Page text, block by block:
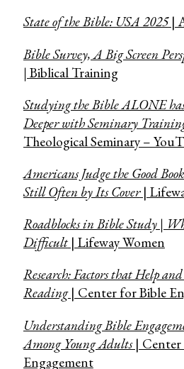
State of the Bible: USA 2025|
Bible Survey, A Big Screen
| Biblical Training
Studying the Bible ALONE
Deeper with Seminary
Theological Seminary –
Americans Judge the Good
Still Often by Its Cover|
Roadblocks in Bible Study |
Difficult| Lifeway Women
Research: Factors that Help
Reading| Center for Bible
Understanding Bible
Among Young Adults| Center
Engagement